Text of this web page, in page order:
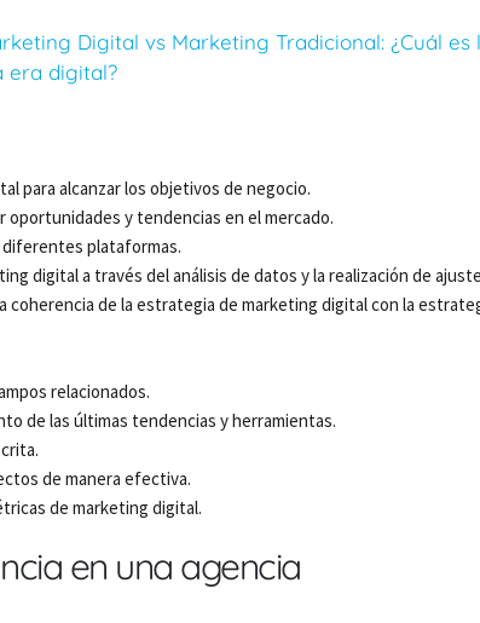
Digital vs Marketing Tradicional: ¿Cuál es
era digital?
para alcanzar los objetivos de negocio.
y tendencias en el mercado.
diferentes plataformas.
digital a través del análisis de datos y la realización de
coherencia de la estrategia de marketing digital con la
relacionados.
de las últimas tendencias y herramientas.
de manera efectiva.
de marketing digital.
en una agencia